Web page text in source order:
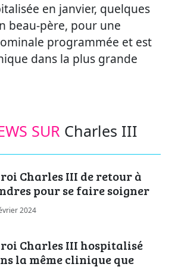
en janvier, quelques
beau-père, pour une
programmée et est
dans la plus grande
SUR Charles III
roi Charles III de retour à
pour se faire soigner
2024
roi Charles III hospitalisé
la même clinique que